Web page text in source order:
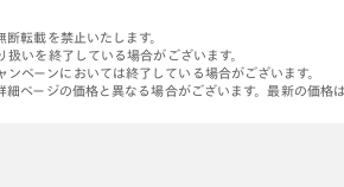
転載を禁止いたします。
いを終了している場合がございます。
ペーンにおいては終了している場合がございます。
ページの価格と異なる場合がございます。最新の価格